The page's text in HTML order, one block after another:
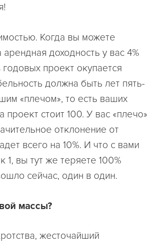
Когда вы можете
доходность у вас 4%
проект окупается
должна быть лет пять-
«плечом», то есть ваших
стоит 100. У вас «плечо»
отклонение от
всего на 10%. И что с вами
1, вы тут же теряете 100%
сейчас, один в один.
массы?
жесточайший